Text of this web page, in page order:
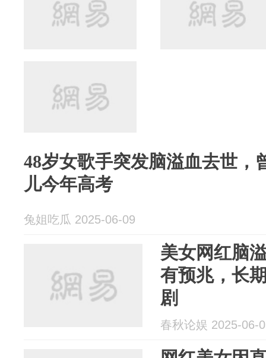
48岁女歌手突发脑溢血去世，
儿今年高考
兔姐吃瓜 2025-06-09
美女网红脑
有预兆，长
剧
春秋论娱 2025-06-